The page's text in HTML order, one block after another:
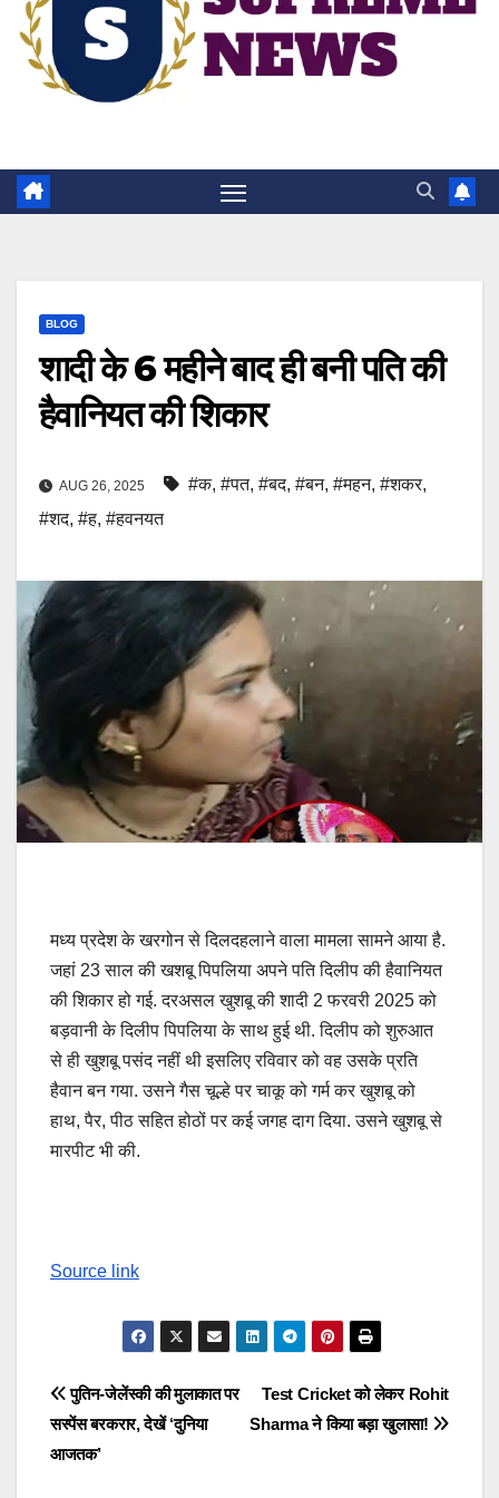
BLOG
शादी के 6 महीने बाद ही बनी पति की
हैवानियत की शिकार
AUG 26, 2025 #क, #पत, #बद, #बन, #महन, #शकर,
#शद, #ह, #हवनयत
मध्य प्रदेश के खरगोन से दिलदहलाने वाला मामला सामने आया है.
जहां 23 साल की खशबू पिपलिया अपने पति दिलीप की हैवानियत
की शिकार हो गई. दरअसल खुशबू की शादी 2 फरवरी 2025 को
बड़वानी के दिलीप पिपलिया के साथ हुई थी. दिलीप को शुरुआत
से ही खुशबू पसंद नहीं थी इसलिए रविवार को वह उसके प्रति
हैवान बन गया. उसने गैस चूल्हे पर चाकू को गर्म कर खुशबू को
हाथ, पैर, पीठ सहित होठों पर कई जगह दाग दिया. उसने खुशबू से
मारपीट भी की.
Source link
Post
navigation
Test Cricket को लेकर Rohit
Sharma ने किया बड़ा खुलासा!
पुतिन-जेलेंस्की की मुलाकात पर
सस्पेंस बरकरार, देखें ‘दुनिया
आजतक’